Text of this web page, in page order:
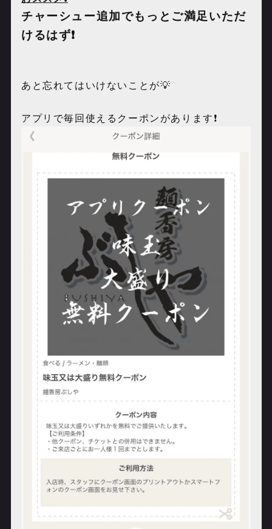
チャーシュー追加でもっとご満足いただ
けるはず❗️
あと忘れてはいけないことが💡
アプリで毎回使えるクーポンがあります❗️